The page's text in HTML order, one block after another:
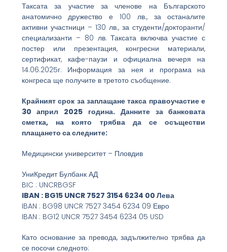
Таксата за участие за членове на Българското
анатомично дружество е 100 лв., за останалите
активни участници – 130 лв., за студенти/докторанти/
специализанти – 80 лв. Таксата включва участие с
постер или презентация, конгресни материали,
сертификат, кафе-паузи и официална вечеря на
14.06.2025г. Информация за нея и програма на
конгреса ще получите в третото съобщение.
Крайният срок за заплащане такса правоучастие е
30 април 2025 година. Данните за банковата
сметка, на която трябва да се осъществи
плащането са следните:
Медицински университет – Пловдив
УниКредит Булбанк АД
BIC : UNCRBGSF
IBAN : BG15 UNCR 7527 3154 6234 00 Лева
IBAN : BG98 UNCR 7527 3454 6234 09 Евро
IBAN : BG12 UNCR 7527 3454 6234 05 USD
Като основание за превода, задължително трябва да
се посочи следното: